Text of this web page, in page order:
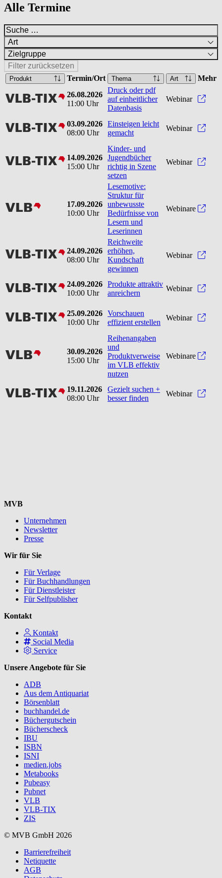
Alle Termine
Art
Zielgruppe
Filter zurücksetzen
Produkt Termin/Ort Thema Art Mehr
vlbtix
26.08.2026
11:00 Uhr
Druck oder pdf
auf einheitlicher
Datenbasis
Webinar
vlbtix
03.09.2026
08:00 Uhr
Einsteigen leicht
gemacht
Webinar
vlbtix
14.09.2026
15:00 Uhr
Kinder- und
Jugendbücher
richtig in Szene
setzen
Webinar
vlb
17.09.2026
10:00 Uhr
Lesemotive:
Struktur für
unbewusste
Bedürfnisse von
Lesern und
Leserinnen
Webinare
vlbtix
24.09.2026
08:00 Uhr
Reichweite
erhöhen,
Kundschaft
gewinnen
Webinar
vlbtix
24.09.2026
10:00 Uhr
Produkte attraktiv
anreichern
Webinar
vlbtix
25.09.2026
10:00 Uhr
Vorschauen
effizient erstellen
Webinar
vlb
30.09.2026
15:00 Uhr
Reihenangaben
und
Produktverweise
im VLB effektiv
nutzen
Webinare
vlbtix
19.11.2026
08:00 Uhr
Gezielt suchen +
besser finden
Webinar
MVB
Unternehmen
Newsletter
Presse
Wir für Sie
Für Verlage
Für Buchhandlungen
Für Dienstleister
Für Selfpublisher
Kontakt
Kontakt
Social Media
Service
Unsere Angebote für Sie
ADB
Aus dem Antiquariat
Börsenblatt
buchhandel.de
Büchergutschein
Bücherscheck
IBU
ISBN
ISNI
medien.jobs
Metabooks
Pubeasy
Pubnet
VLB
VLB-TIX
ZIS
© MVB GmbH 2026
Barrierefreiheit
Netiquette
AGB